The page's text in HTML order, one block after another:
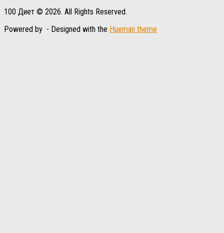
100 Диет © 2026. All Rights Reserved.
Powered by - Designed with the Hueman theme